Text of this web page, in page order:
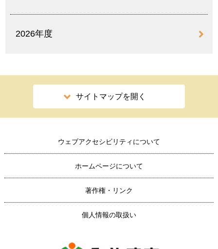
2026年度
サイトマップを開く
ウェブアクセシビリティについて
ホームページについて
著作権・リンク
個人情報の取扱い